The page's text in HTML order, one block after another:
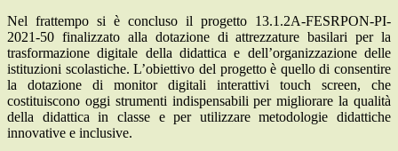
Nel frattempo si è concluso il progetto 13.1.2A-FESRPON-PI-
2021-50 finalizzato alla dotazione di attrezzature basilari per la
trasformazione digitale della didattica e dell’organizzazione delle
istituzioni scolastiche. L’obiettivo del progetto è quello di consentire
la dotazione di monitor digitali interattivi touch screen, che
costituiscono oggi strumenti indispensabili per migliorare la qualità
della didattica in classe e per utilizzare metodologie didattiche
innovative e inclusive.